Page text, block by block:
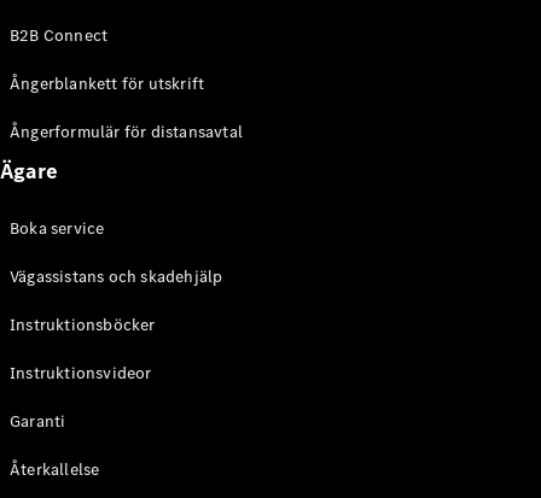
CLE Coupé
AMG GT
Mercedes-
Mercedes-
AMG GT
Coupé
Elektrisk
Konfigurator
Store
Cabriolet / Roadster
B2B Connect
Ångerblankett för utskrift
Ångerformulär för distansavtal
Ägare
Boka service
Vägassistans och skadehjälp
Instruktionsböcker
Instruktionsvideor
Garanti
Återkallelse